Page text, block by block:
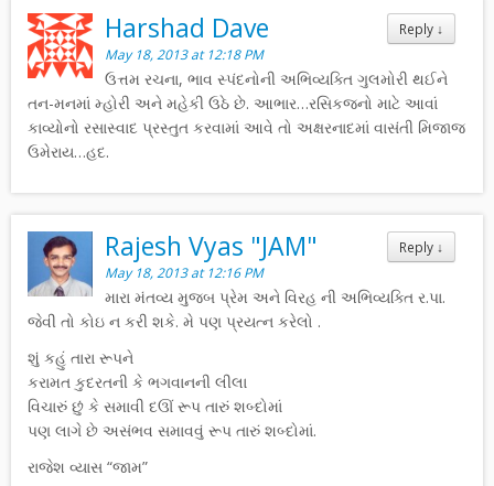
Reply ↓
Harshad Dave
May 18, 2013 at 12:18 PM
ઉત્તમ રચના, ભાવ સ્પંદનોની અભિવ્યક્તિ ગુલમોરી થઈને
તન-મનમાં મ્હોરી અને મહેકી ઉઠે છે. આભાર…રસિકજનો માટે આવાં
કાવ્યોનો રસાસ્વાદ પ્રસ્તુત કરવામાં આવે તો અક્ષરનાદમાં વાસંતી મિજાજ
ઉમેરાય…હદ.
Reply ↓
Rajesh Vyas "JAM"
May 18, 2013 at 12:16 PM
મારા મંતવ્ય મુજબ પ્રેમ અને વિરહ ની અભિવ્યક્તિ ર.પા.
જેવી તો કોઇ ન કરી શકે. મે પણ પ્રયત્ન કરેલો .
શું કહું તારા રૂપને
કરામત કુદરતની કે ભગવાનની લીલા
વિચારું છું કે સમાવી દઊં રૂપ તારું શબ્દોમાં
પણ લાગે છે અસંભવ સમાવવું રૂપ તારું શબ્દોમાં.
રાજેશ વ્યાસ “જામ”